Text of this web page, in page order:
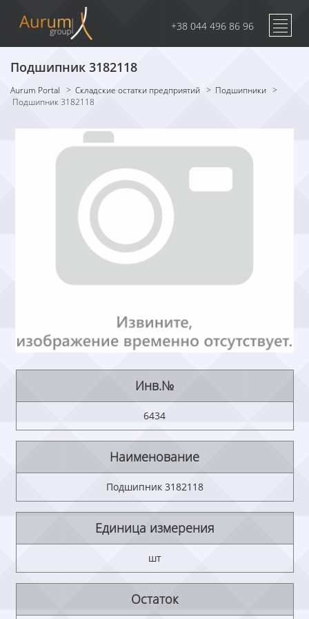
+38 044 496 86 96
Подшипник 3182118
Aurum Portal > Складские остатки предприятий > Подшипники >
Подшипник 3182118
Инв.№
6434
Наименование
Подшипник 3182118
Единица измерения
шт
Остаток